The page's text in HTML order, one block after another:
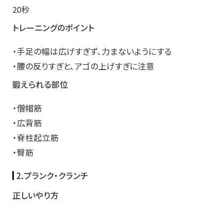
20秒
トレーニングのポイント
・手足の幅は広げすぎず、力まないようにする
・腰の反りすぎと、アゴの上げすぎに注意
鍛えられる部位
・僧帽筋
・広背筋
・脊柱起立筋
・臀筋
2.プランク・クランチ
正しいやり方